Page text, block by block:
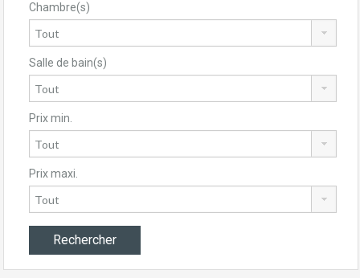
Chambre(s)
Salle de bain(s)
Prix min.
Prix maxi.